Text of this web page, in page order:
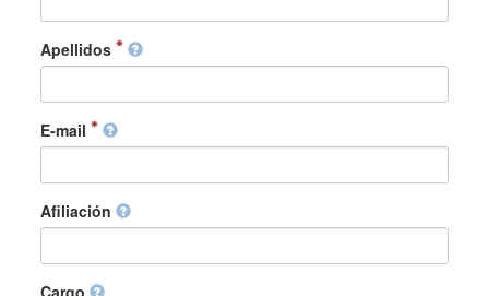
Apellidos
E-mail
Afiliación
Cargo